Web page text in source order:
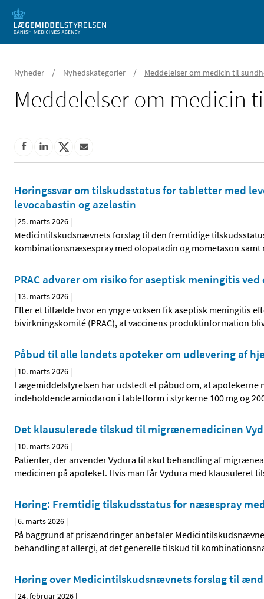
Mobil visning
Nyheder / Nyhedskategorier / Meddelelser om medicin til
Meddelelser om medicin
Høringssvar om tilskudsstatus for tabletter med
levocabastin og azelastin
|25. marts 2026 |
Medicintilskudsnævnets forslag til den fremtidige
kombinationsnæsespray med olopatadin og mometason
PRAC advarer om risiko for aseptisk meningitis
| 13. marts 2026 |
Efter et tilfælde hvor en yngre voksen fik aseptisk meningitis
bivirkningskomité (PRAC), at vaccinens produktinformation
Påbud til alle landets apoteker om udlevering af
| 10. marts 2026 |
Lægemiddelstyrelsen har udstedt et påbud om, at
indeholdende amiodaron i tabletform i styrkerne 100 mg og
Det klausulerede tilskud til migrænemedicinen
| 10. marts 2026 |
Patienter, der anvender Vydura til akut behandling af
medicinen på apoteket. Hvis man får Vydura med klausuleret
Høring: Fremtidig tilskudsstatus for næsespray
|6. marts 2026 |
På baggrund af prisændringer anbefaler
behandling af allergi, at det generelle tilskud til
Høring over Medicintilskudsnævnets forslag til
|24. februar 2026 |